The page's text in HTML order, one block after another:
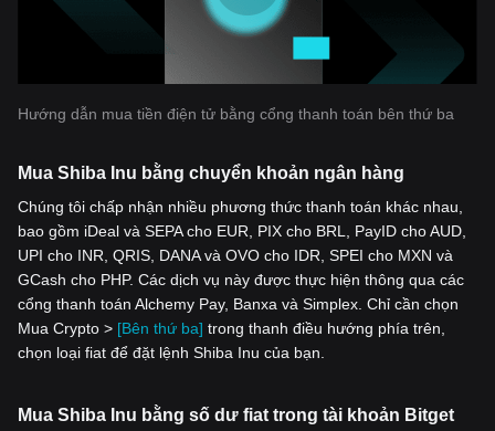
Hướng dẫn mua tiền điện tử bằng cổng thanh toán bên thứ ba
Mua Shiba Inu bằng chuyển khoản ngân hàng
Chúng tôi chấp nhận nhiều phương thức thanh toán khác nhau,
bao gồm iDeal và SEPA cho EUR, PIX cho BRL, PayID cho AUD,
UPI cho INR, QRIS, DANA và OVO cho IDR, SPEI cho MXN và
GCash cho PHP. Các dịch vụ này được thực hiện thông qua các
cổng thanh toán Alchemy Pay, Banxa và Simplex. Chỉ cần chọn
Mua Crypto > [Bên thứ ba] trong thanh điều hướng phía trên,
chọn loại fiat để đặt lệnh Shiba Inu của bạn.
Mua Shiba Inu bằng số dư fiat trong tài khoản Bitget